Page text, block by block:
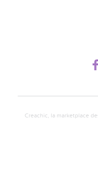
Creachic, la marketplace